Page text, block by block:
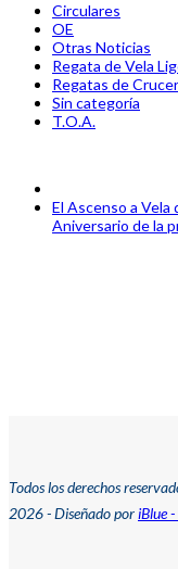
Circulares
OE
Otras Noticias
Regata de Vela
Regatas de
Sin categoría
T.O.A.
next
post:
El Ascenso a Vela
Aniversario de la
Todos los derechos
2026 - Diseñado poriBlue